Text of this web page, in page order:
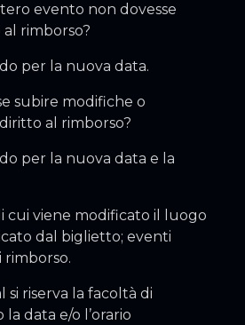
evento non dovesse
rimborso?
per la nuova data.
subire modifiche o
al rimborso?
per la nuova data e la
cui viene modificato il luogo
dal biglietto; eventi
rimborso.
si riserva la facoltà di
data e/o l’orario